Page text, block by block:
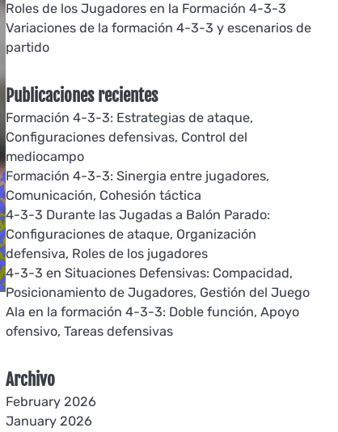
Roles de los Jugadores en la Formación 4-3-3
Variaciones de la formación 4-3-3 y escenarios de
partido
Publicaciones recientes
Formación 4-3-3: Estrategias de ataque,
Configuraciones defensivas, Control del
mediocampo
Formación 4-3-3: Sinergia entre jugadores,
Comunicación, Cohesión táctica
4-3-3 Durante las Jugadas a Balón Parado:
Configuraciones de ataque, Organización
defensiva, Roles de los jugadores
4-3-3 en Situaciones Defensivas: Compacidad,
Posicionamiento de Jugadores, Gestión del Juego
Ala en la formación 4-3-3: Doble función, Apoyo
ofensivo, Tareas defensivas
Archivo
February 2026
January 2026